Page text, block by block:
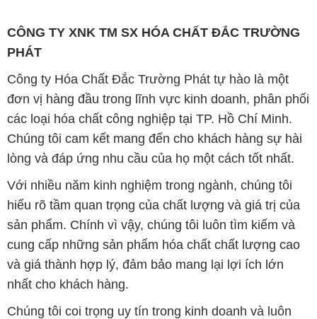
CÔNG TY XNK TM SX HÓA CHẤT ĐẮC TRƯỜNG
PHÁT
Công ty Hóa Chất Đắc Trường Phát tự hào là một
đơn vị hàng đầu trong lĩnh vực kinh doanh, phân phối
các loại hóa chất công nghiệp tại TP. Hồ Chí Minh.
Chúng tôi cam kết mang đến cho khách hàng sự hài
lòng và đáp ứng nhu cầu của họ một cách tốt nhất.
Với nhiều năm kinh nghiệm trong ngành, chúng tôi
hiểu rõ tầm quan trọng của chất lượng và giá trị của
sản phẩm. Chính vì vậy, chúng tôi luôn tìm kiếm và
cung cấp những sản phẩm hóa chất chất lượng cao
và giá thành hợp lý, đảm bảo mang lại lợi ích lớn
nhất cho khách hàng.
Chúng tôi coi trọng uy tín trong kinh doanh và luôn